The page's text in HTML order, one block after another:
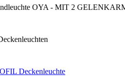
OYA - MIT 2
Deckenleuchte